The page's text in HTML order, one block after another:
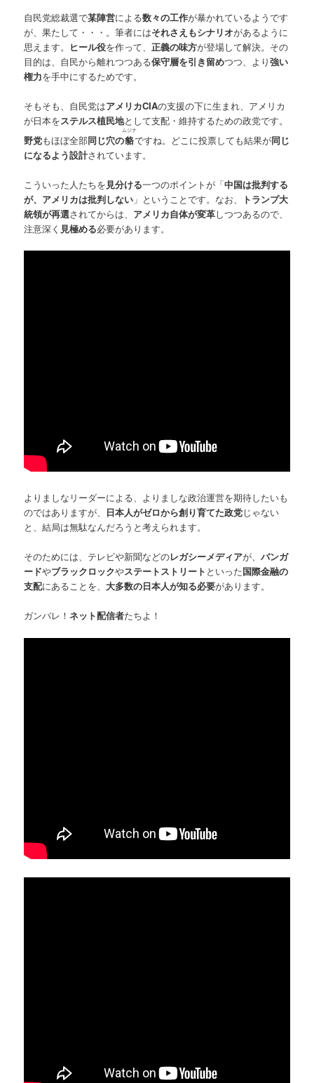
自民党総裁選で某陣営による数々の工作が暴かれているようです
が、果たして・・・。筆者にはそれさえもシナリオがあるように
思えます。 ヒール役を作って、正義の味方が登場して解決。その
目的は、自民から離れつつある保守層を引き留めつつ、より強い
権力を手中にするためです。
そもそも、自民党はアメリカCIAの支援の下に生まれ、アメリカ
が日本をステルス植民地として支配・維持するための政党です。
野党もほぼ全部同じ穴の貉
ムジナ
ですね。どこに投票しても結果が同じ
になるよう設計されています。
こういった人たちを見分ける一つのポイントが「中国は批判する
が、アメリカは批判しない 」ということです。なお、
トランプ大
統領が再選されてからは、 アメリカ自体が変革しつつあるので、
注意深く 見極める必要があります。
よりましなリーダーによる、よりましな政治運営を期待したいも
のではありますが、
日本人がゼロから創り育てた政党じゃない
と、結局は無駄なんだろうと考えられます。
そのためには、テレビや新聞などのレガシーメディアが、バンガ
ードやブラックロックやステートストリート といった国際金融の
支配にあることを、 大多数の日本人が知る必要があります。
ガンバレ！ネット配信者たちよ！